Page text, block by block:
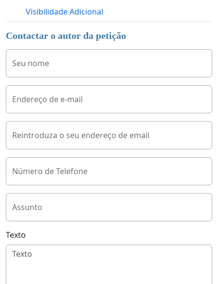
Visibilidade Adicional
Contactar o autor da petição
Seu nome
Endereço de e-mail
Reintroduza o seu endereço de email
Número de Telefone
Assunto
Texto